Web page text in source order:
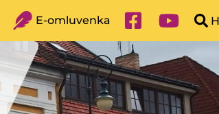
E-omluvenka